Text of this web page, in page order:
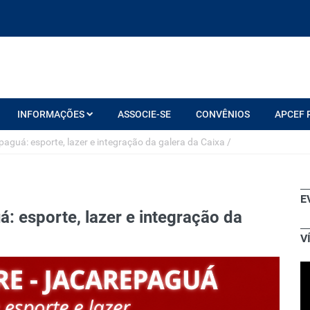
INFORMAÇÕES ASSOCIE-SE CONVÊNIOS APCEF
esporte, lazer e integração da galera da Caixa /
esporte, lazer e integração da